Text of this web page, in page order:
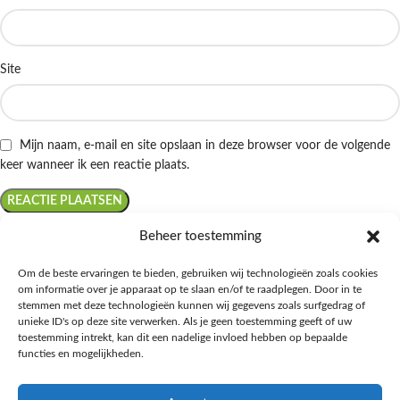
Beheer toestemming
Om de beste ervaringen te bieden, gebruiken wij technologieën zoals cookies
om informatie over je apparaat op te slaan en/of te raadplegen. Door in te
stemmen met deze technologieën kunnen wij gegevens zoals surfgedrag of
unieke ID's op deze site verwerken. Als je geen toestemming geeft of uw
toestemming intrekt, kan dit een nadelige invloed hebben op bepaalde
functies en mogelijkheden.
Site
Mijn naam, e-mail en site opslaan in deze browser voor de volgende
keer wanneer ik een reactie plaats.
Ontdek de beste keto-vriendelijke keuzes van Albert Heijn, verrijk je
kennis met onze diepgaande blogs over het keto-dieet, en deel jouw
favoriete keto recepten in onze bruisende online gemeenschap!